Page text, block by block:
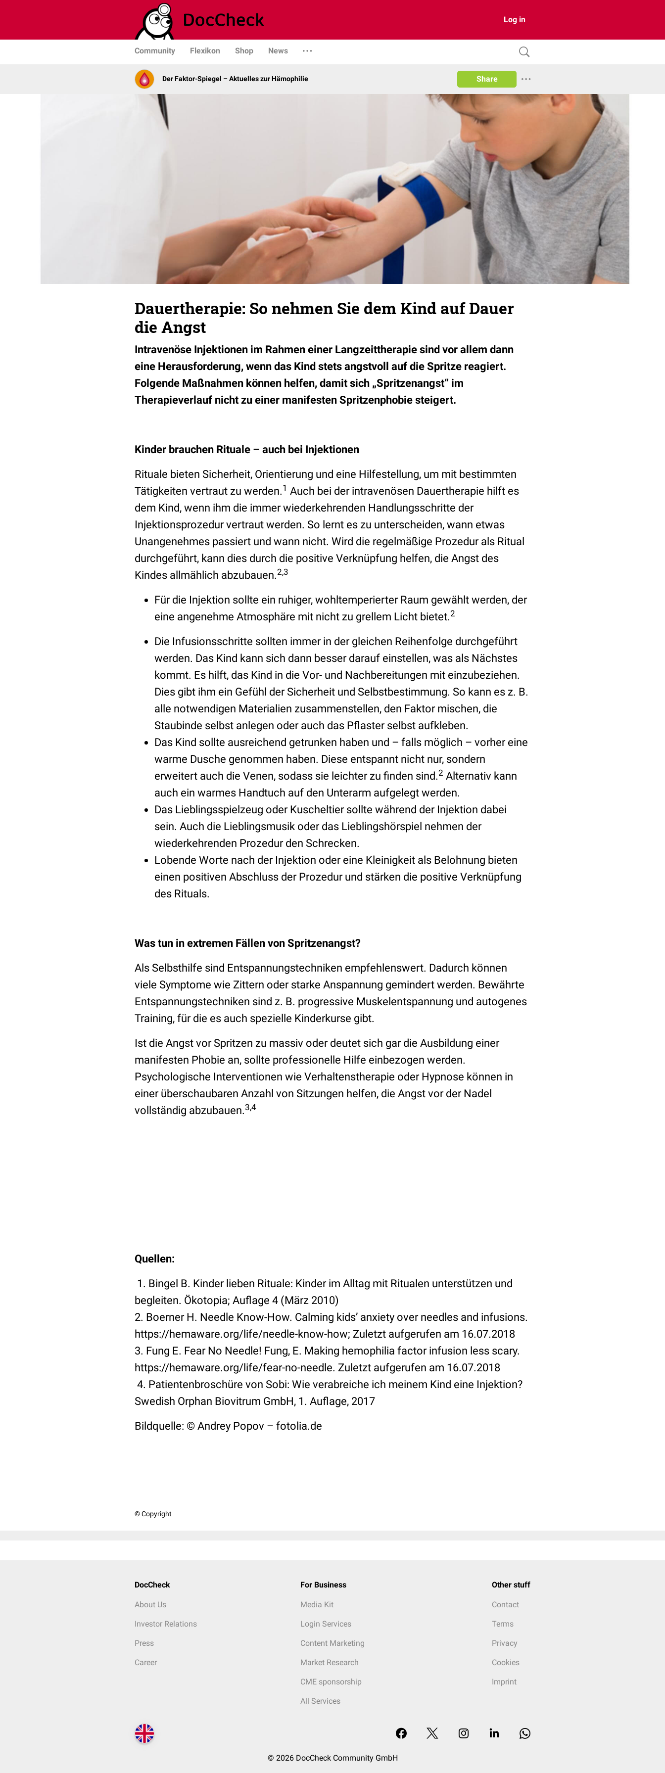
Log in
Community Flexikon Shop News
Der Faktor-Spiegel – Aktuelles zur Hämophilie Share
Dauertherapie: So nehmen Sie dem Kind auf Dauer
die Angst
Intravenöse Injektionen im Rahmen einer Langzeittherapie sind vor allem dann
eine Herausforderung, wenn das Kind stets angstvoll auf die Spritze reagiert.
Folgende Maßnahmen können helfen, damit sich „Spritzenangst“ im
Therapieverlauf nicht zu einer manifesten Spritzenphobie steigert.
Kinder brauchen Rituale – auch bei Injektionen
Rituale bieten Sicherheit, Orientierung und eine Hilfestellung, um mit bestimmten
Tätigkeiten vertraut zu werden.1 Auch bei der intravenösen Dauertherapie hilft es
dem Kind, wenn ihm die immer wiederkehrenden Handlungsschritte der
Injektionsprozedur vertraut werden. So lernt es zu unterscheiden, wann etwas
Unangenehmes passiert und wann nicht. Wird die regelmäßige Prozedur als Ritual
durchgeführt, kann dies durch die positive Verknüpfung helfen, die Angst des
Kindes allmählich abzubauen.2,3
Für die Injektion sollte ein ruhiger, wohltemperierter Raum gewählt werden, der
eine angenehme Atmosphäre mit nicht zu grellem Licht bietet.2
Die Infusionsschritte sollten immer in der gleichen Reihenfolge durchgeführt
werden. Das Kind kann sich dann besser darauf einstellen, was als Nächstes
kommt. Es hilft, das Kind in die Vor- und Nachbereitungen mit einzubeziehen.
Dies gibt ihm ein Gefühl der Sicherheit und Selbstbestimmung. So kann es z. B.
alle notwendigen Materialien zusammenstellen, den Faktor mischen, die
Staubinde selbst anlegen oder auch das Pflaster selbst aufkleben.
Das Kind sollte ausreichend getrunken haben und – falls möglich – vorher eine
warme Dusche genommen haben. Diese entspannt nicht nur, sondern
erweitert auch die Venen, sodass sie leichter zu finden sind.2 Alternativ kann
auch ein warmes Handtuch auf den Unterarm aufgelegt werden.
Das Lieblingsspielzeug oder Kuscheltier sollte während der Injektion dabei
sein. Auch die Lieblingsmusik oder das Lieblingshörspiel nehmen der
wiederkehrenden Prozedur den Schrecken.
Lobende Worte nach der Injektion oder eine Kleinigkeit als Belohnung bieten
einen positiven Abschluss der Prozedur und stärken die positive Verknüpfung
des Rituals.
Was tun in extremen Fällen von Spritzenangst?
Als Selbsthilfe sind Entspannungstechniken empfehlenswert. Dadurch können
viele Symptome wie Zittern oder starke Anspannung gemindert werden. Bewährte
Entspannungstechniken sind z. B. progressive Muskelentspannung und autogenes
Training, für die es auch spezielle Kinderkurse gibt.
Ist die Angst vor Spritzen zu massiv oder deutet sich gar die Ausbildung einer
manifesten Phobie an, sollte professionelle Hilfe einbezogen werden.
Psychologische Interventionen wie Verhaltenstherapie oder Hypnose können in
einer überschaubaren Anzahl von Sitzungen helfen, die Angst vor der Nadel
vollständig abzubauen.3,4
Quellen:
1. Bingel B. Kinder lieben Rituale: Kinder im Alltag mit Ritualen unterstützen und
begleiten. Ökotopia; Auflage 4 (März 2010)
2. Boerner H. Needle Know-How. Calming kids’ anxiety over needles and infusions.
https://hemaware.org/life/needle-know-how; Zuletzt aufgerufen am 16.07.2018
3. Fung E. Fear No Needle! Fung, E. Making hemophilia factor infusion less scary.
https://hemaware.org/life/fear-no-needle. Zuletzt aufgerufen am 16.07.2018
4. Patientenbroschüre von Sobi: Wie verabreiche ich meinem Kind eine Injektion?
Swedish Orphan Biovitrum GmbH, 1. Auflage, 2017
Bildquelle: © Andrey Popov – fotolia.de
© Copyright
DocCheck
About Us
Investor Relations
Press
Career
For Business
Media Kit
Login Services
Content Marketing
Market Research
CME sponsorship
All Services
Other stuff
Contact
Terms
Privacy
Cookies
Imprint
© 2026 DocCheck Community GmbH